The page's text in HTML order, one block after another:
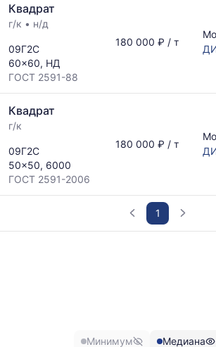
данным
прайс-
листов
поставщиков
за
Статистика
рассчитывается
актуальным
предложениям
и
обновляется
цен
на
указанием
ГОСТ,
размеров
поставщиков
запросу
Квадрат
г/к • н/д
09Г2С
60x60, НД
ГОСТ 2591-88
180 000 ₽ / т
Квадрат
г/к
09Г2С
50x50, 6000
ГОСТ 2591-2006
180 000 ₽ / т
1
Минимум Медиана